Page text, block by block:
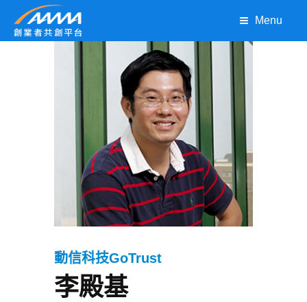
Menu
動信科技GoTrust
李殿基